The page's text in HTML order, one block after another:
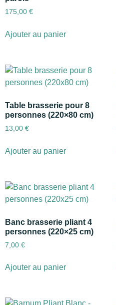
175,00 €
Ajouter au panier
Table brasserie pour 8
personnes (220×80 cm)
13,00 €
Ajouter au panier
Banc brasserie pliant 4
personnes (220×25 cm)
7,00 €
Ajouter au panier